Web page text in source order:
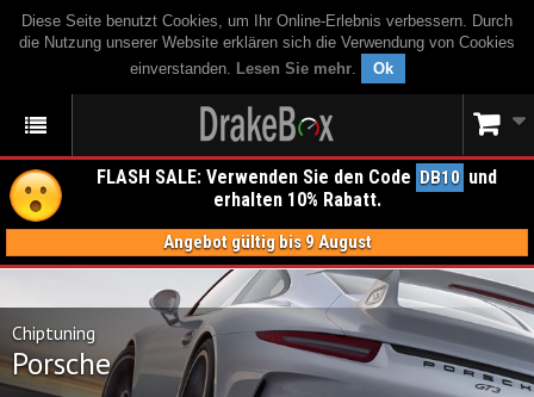
Diese Seite benutzt Cookies, um Ihr Online-Erlebnis verbessern. Durch
die Nutzung unserer Website erklären sich die Verwendung von Cookies
einverstanden. Lesen Sie mehr. Ok
FLASH SALE: Verwenden Sie den Code DB10 und
erhalten 10% Rabatt.
Angebot gültig bis 9 August
Chiptuning
Porsche